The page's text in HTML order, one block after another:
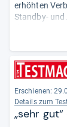
erhöhten
Standby- und
selbst ist
-
Erschienen:
Details zum
„sehr